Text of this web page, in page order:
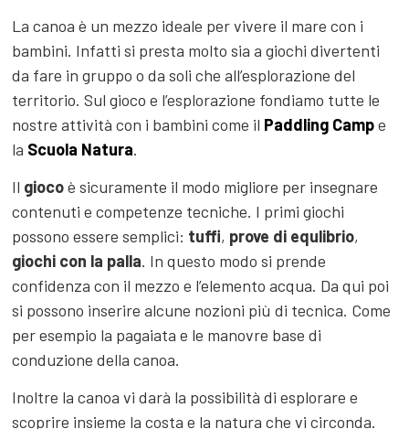
La canoa è un mezzo ideale per vivere il mare con i
bambini. Infatti si presta molto sia a giochi divertenti
da fare in gruppo o da soli che all’esplorazione del
territorio. Sul gioco e l’esplorazione fondiamo tutte le
nostre attività con i bambini come il Paddling Campe
la Scuola Natura.
Il giocoè sicuramente il modo migliore per insegnare
contenuti e competenze tecniche. I primi giochi
possono essere semplici: tuffi, prove di equlibrio,
giochi con la palla. In questo modo si prende
confidenza con il mezzo e l’elemento acqua. Da qui poi
si possono inserire alcune nozioni più di tecnica. Come
per esempio la pagaiata e le manovre base di
conduzione della canoa.
Inoltre la canoa vi darà la possibilità di esplorare e
scoprire insieme la costa e la natura che vi circonda.